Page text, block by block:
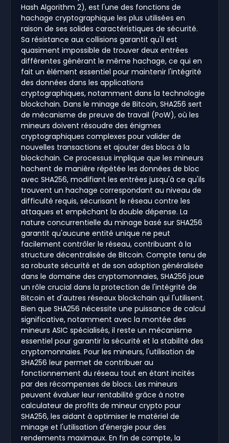
Hash Algorithm 2), est l'une des fonctions de
hachage cryptographique les plus utilisées en
raison de ses solides caractéristiques de sécurité.
Sa résistance aux collisions garantit qu'il est
quasiment impossible de trouver deux entrées
différentes générant le même hachage, ce qui en
fait un élément essentiel pour maintenir l'intégrité
des données dans les applications
cryptographiques, notamment dans la technologie
blockchain. Dans le minage de Bitcoin, SHA256 sert
de mécanisme de preuve de travail (PoW), où les
mineurs doivent résoudre des énigmes
cryptographiques complexes pour valider de
nouvelles transactions et ajouter des blocs à la
blockchain. Ce processus implique que les mineurs
hachent de manière répétée les données de bloc
avec SHA256, modifiant les entrées jusqu'à ce qu'ils
trouvent un hachage correspondant au niveau de
difficulté requis, sécurisant le réseau contre les
attaques et empêchant la double dépense. La
nature concurrentielle du minage basé sur SHA256
garantit qu'aucune entité unique ne peut
facilement contrôler le réseau, contribuant à la
structure décentralisée de Bitcoin. Compte tenu de
sa robuste sécurité et de son adoption généralisée
dans le domaine des cryptomonnaies, SHA256 joue
un rôle crucial dans la protection de l'intégrité de
Bitcoin et d'autres réseaux blockchain qui l'utilisent.
Bien que SHA256 nécessite une puissance de calcul
significative, notamment avec la montée des
mineurs ASIC spécialisés, il reste un mécanisme
essentiel pour garantir la sécurité et la stabilité des
cryptomonnaies. Pour les mineurs, l'utilisation de
SHA256 leur permet de contribuer au
fonctionnement du réseau tout en étant incités
par des récompenses de blocs. Les mineurs
peuvent évaluer leur rentabilité grâce à notre
calculateur de profits de mineur crypto pour
SHA256, les aidant à optimiser le matériel de
minage et l'utilisation d'énergie pour des
rendements maximaux. En fin de compte, la